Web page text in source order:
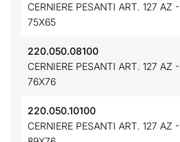
CERNIERE PESANTI ART. 127 AZ -
75X65
220.050.08100
CERNIERE PESANTI ART. 127 AZ -
76X76
220.050.10100
CERNIERE PESANTI ART. 127 AZ -